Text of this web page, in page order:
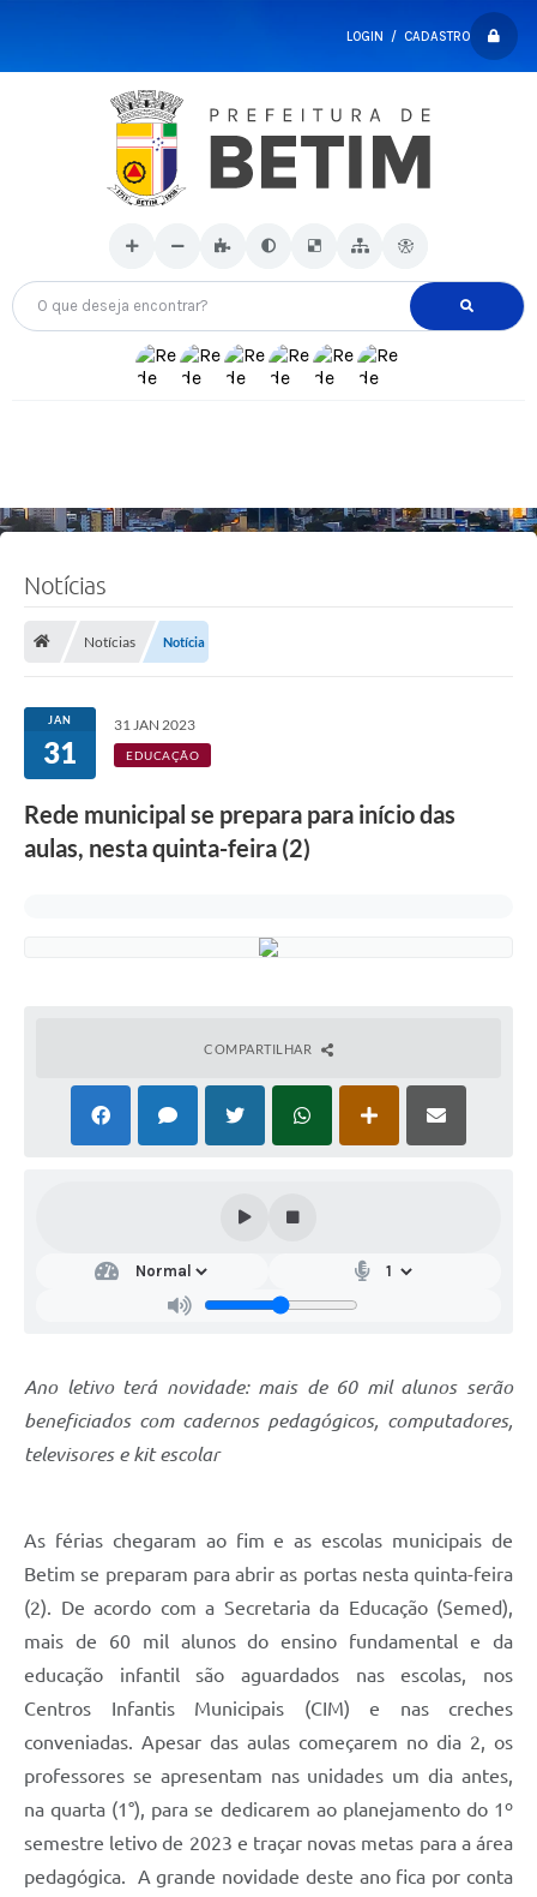
LOGIN / CADASTRO
O que deseja encontrar?
Notícias
Notícias Notícia
JAN
31
31 JAN 2023
EDUCAÇÃO
Rede municipal se prepara para início das
aulas, nesta quinta-feira (2)
COMPARTILHAR
Ano letivo terá novidade: mais de 60 mil alunos serão
beneficiados com cadernos pedagógicos, computadores,
televisores e kit escolar
As férias chegaram ao fim e as escolas municipais de
Betim se preparam para abrir as portas nesta quinta-feira
(2). De acordo com a Secretaria da Educação (Semed),
mais de 60 mil alunos do ensino fundamental e da
educação infantil são aguardados nas escolas, nos
Centros Infantis Municipais (CIM) e nas creches
conveniadas. Apesar das aulas começarem no dia 2, os
professores se apresentam nas unidades um dia antes,
na quarta (1°), para se dedicarem ao planejamento do 1º
semestre letivo de 2023 e traçar novas metas para a área
pedagógica. A grande novidade deste ano fica por conta